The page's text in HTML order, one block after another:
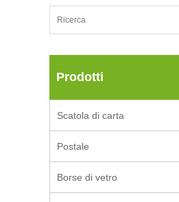
Prodotti
Scatola di carta
Postale
Borse di vetro